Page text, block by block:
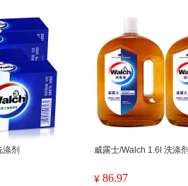
剂 威露士/Walch 1.6l 洗涤剂
¥ 86.97